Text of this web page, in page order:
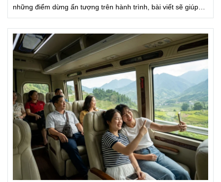
những điểm dừng ấn tượng trên hành trình, bài viết sẽ giúp
bạn có một chuyến đi Sapa an toàn, nhẹ nhàng và trọn vẹn.